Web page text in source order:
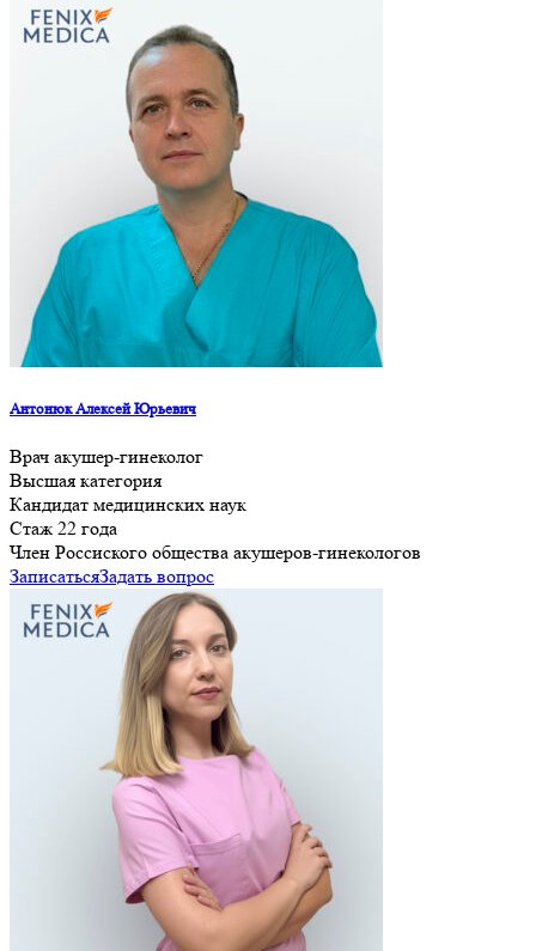
Антонюк Алексей Юрьевич
Врач акушер-гинеколог
Высшая категория
Кандидат медицинских наук
Стаж 22 года
Член Россиского общества акушеров-гинекологов
ЗаписатьсяЗадать вопрос